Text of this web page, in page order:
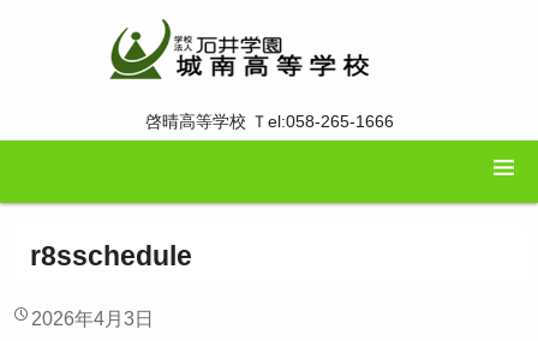
啓晴高等学校 Ｔel:058-265-1666
r8sschedule
2026年4月3日